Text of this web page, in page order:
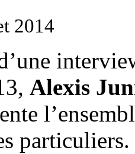
2014
Alexis
particuliers.